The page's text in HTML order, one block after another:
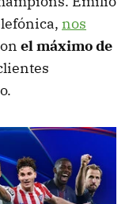
nos
el máximo de